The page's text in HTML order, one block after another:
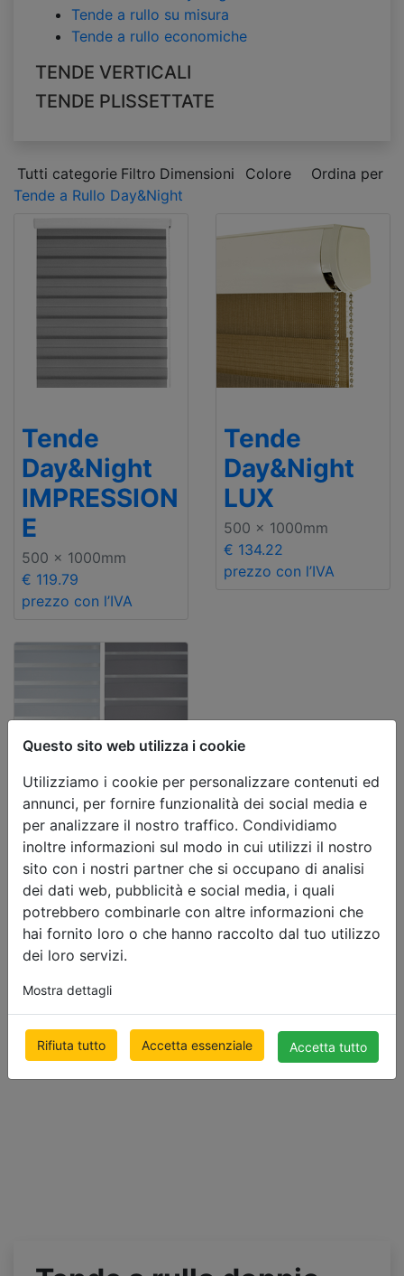
Questo sito web utilizza i cookie
Utilizziamo i cookie per personalizzare contenuti ed
annunci, per fornire funzionalità dei social media e
per analizzare il nostro traffico. Condividiamo
inoltre informazioni sul modo in cui utilizzi il nostro
sito con i nostri partner che si occupano di analisi
dei dati web, pubblicità e social media, i quali
potrebbero combinarle con altre informazioni che
hai fornito loro o che hanno raccolto dal tuo utilizzo
dei loro servizi.
Mostra dettagli
Rifiuta tutto Accetta essenziale Accetta tutto
Tende a rullo su misura
Tende a rullo economiche
TENDE VERTICALI
TENDE PLISSETTATE
Tutti categorie Filtro Dimensioni Colore
Ordina per
Tende a Rullo Day&Night
Tende
Day&Night
IMPRESSION
E
500 x 1000mm
€ 119.79
prezzo con l’IVA
Tende
Day&Night
LUX
500 x 1000mm
€ 134.22
prezzo con l’IVA
Tende
Day&Night
OSCURANTI
500 x 1000mm
prezzo con l’IVA